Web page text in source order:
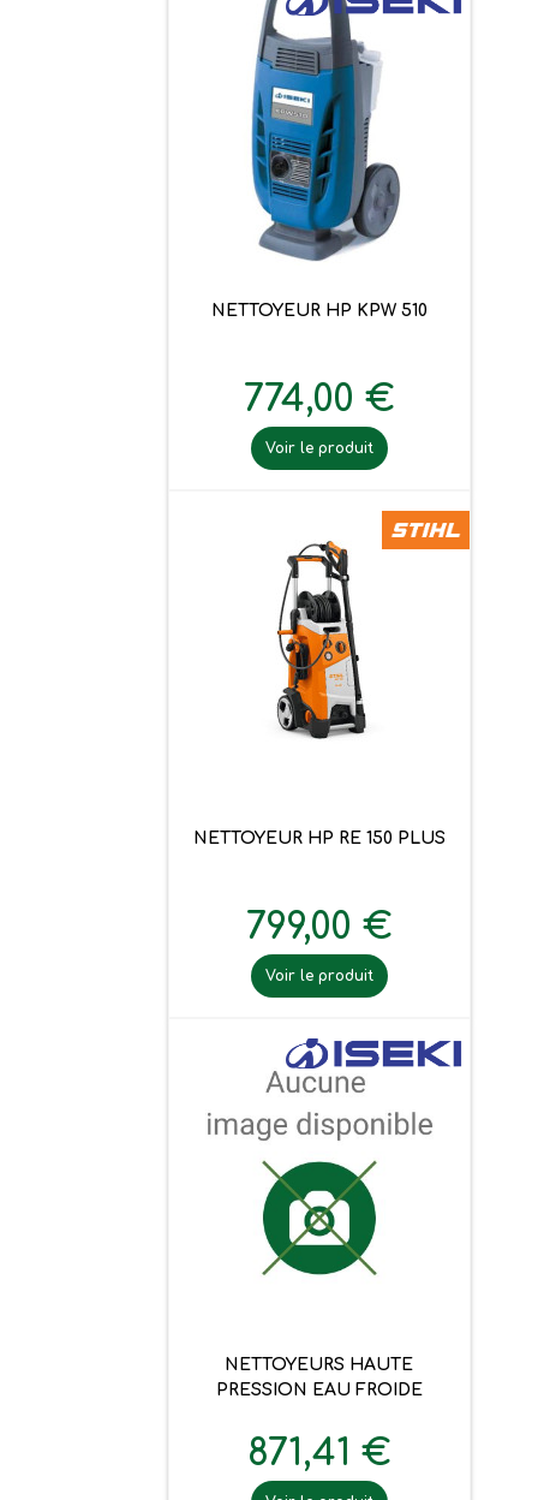
NETTOYEUR HP KPW 510
774,00 €
Voir le produit
NETTOYEUR HP RE 150 PLUS
799,00 €
Voir le produit
NETTOYEURS HAUTE
PRESSION EAU FROIDE
871,41 €